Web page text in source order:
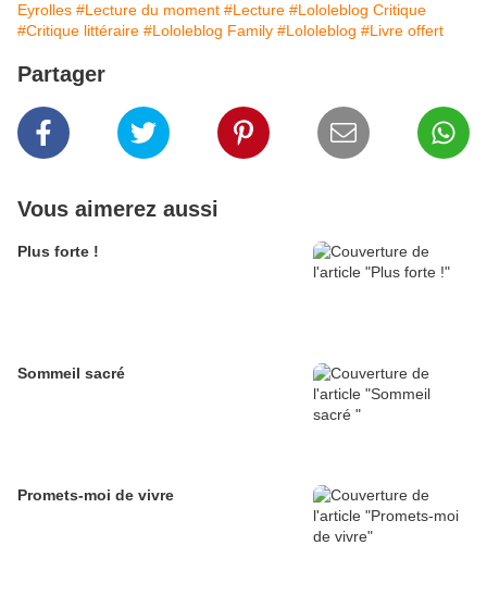
Eyrolles #Lecture du moment #Lecture #Lololeblog Critique
#Critique littéraire #Lololeblog Family #Lololeblog #Livre offert
Partager
Vous aimerez aussi
Plus forte !
Sommeil sacré
Promets-moi de vivre